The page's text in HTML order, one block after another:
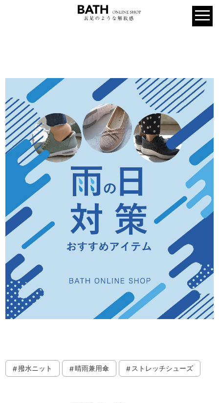
撥水ニット 晴雨兼用傘 ストレッチシューズ